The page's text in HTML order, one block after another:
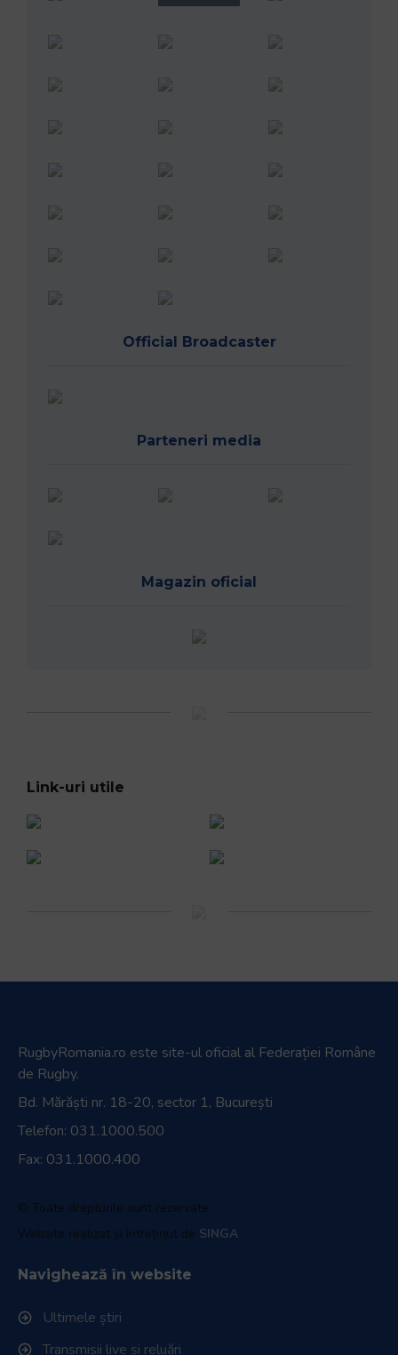
Official Broadcaster
Parteneri media
Magazin oficial
Link-uri utile
RugbyRomania.ro este site-ul oficial al Federației Române
de Rugby.
Bd. Mărăști nr. 18-20, sector 1, București
Telefon: 031.1000.500
Fax: 031.1000.400
© Toate drepturile sunt rezervate.
Website realizat și întreținut de SINGA
Navighează în website
Ultimele știri
Transmisii live și reluări